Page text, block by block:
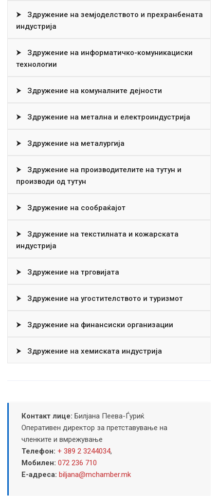
⮞
Здружение на земјоделството и прехранбената
индустрија
⮞
Здружение на информатичко-комуникациски
технологии
⮞ Здружение на комуналните дејности
⮞ Здружение на метална и електроиндустрија
⮞ Здружение на металургија
⮞
Здружение на производителите на тутун и
производи од тутун
⮞ Здружение на сообраќајот
⮞
Здружение на текстилната и кожарската
индустрија
⮞ Здружение на трговијата
⮞ Здружение на угостителството и туризмот
⮞ Здружение на финансиски организации
⮞ Здружение на хемиската индустрија
Контакт лице: Билјана Пеева-Ѓуриќ
Оперативен директор за претставување на
членките и вмрежување
Телефон: + 389 2 3244034,
Мобилен: 072 236 710
Е-адреса: biljana@mchamber.mk